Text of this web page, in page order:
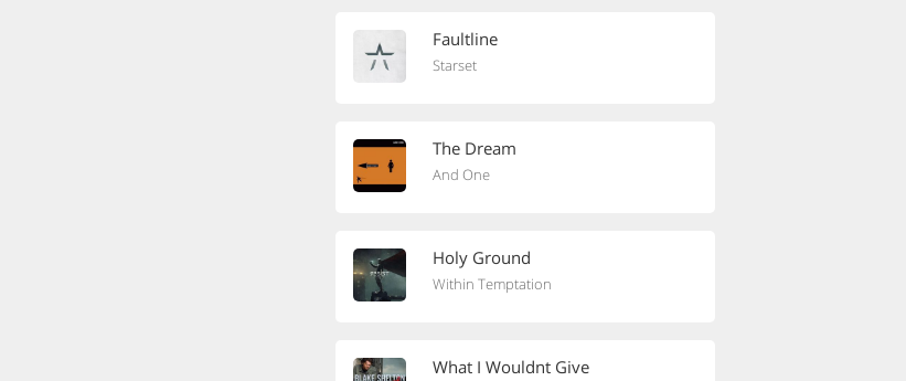
Faultline
Starset
The Dream
And One
Holy Ground
Within Temptation
What I Wouldnt Give